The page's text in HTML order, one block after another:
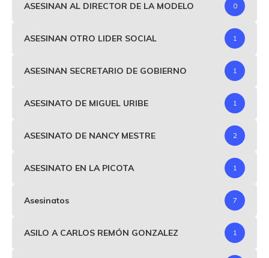
ASESINAN AL DIRECTOR DE LA MODELO 0
ASESINAN OTRO LIDER SOCIAL 1
ASESINAN SECRETARIO DE GOBIERNO 1
ASESINATO DE MIGUEL URIBE 1
ASESINATO DE NANCY MESTRE 2
ASESINATO EN LA PICOTA 1
Asesinatos 7
ASILO A CARLOS REMÓN GONZALEZ 1